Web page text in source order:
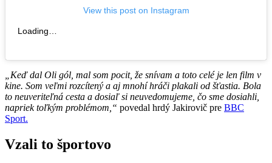
View this post on Instagram
Loading…
„Keď dal Oli gól, mal som pocit, že snívam a toto celé je len film v
kine. Som veľmi rozcítený a aj mnohí hráči plakali od šťastia. Bola
to neuveriteľná cesta a dosiaľ si neuvedomujeme, čo sme dosiahli,
napriek toľkým problémom,“ povedal hrdý Jakirovič pre BBC
Sport.
Vzali to športovo